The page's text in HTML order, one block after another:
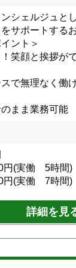
シェルジュと
サポートする
ント＞
！笑顔と挨拶が
スで無理なく働
のまま業務可能
(実働 5時間)
(実働 7時間)
詳細を見